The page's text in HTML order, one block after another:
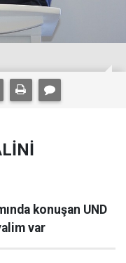
konuşan UND
var